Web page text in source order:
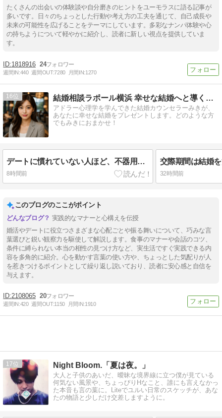
たくさんの出会いの体験談や自分磨きのヒントをユーモラスに語る記事が
多いです。日々のちょっとした行動や考え方の工夫を通じて、自己成長や
未来の可能性を広げることをテーマにしています。多彩なナンパ体験や心
の持ちようについて軽やかに紹介し、読者に新しい視点を提供していま
す。
1818916 24
週間IN:440 週間OUT:7280 月間IN:1270
16 結婚相談ラポール横浜 幸せな結婚へと導くお手伝いをいたします
アドラー心理学を学んできた結婚カウンセラーみきが、
あなたに幸せな結婚をプレゼントします。どのような方
でもみきにおまかせ！
デートに慣れていない人ほど、不器用さの裏に目を向けよう
8時間前 32時間前
このブログのここがポイント
実践的なマナーと心構えを伝授
婚活やデートに役立つさまざまな心配ごとや振る舞いについて、巧みな言
葉選びと鋭い観察力を駆使して解説します。食事のマナーや会話のコツ、
条件に縛られない本当の相性の見つけ方など、実生活ですぐ実践できる内
容を多角的に紹介。心を動かす言葉の使い方や、ちょっとした気配りが人
を惹きつけるポイントとして繰り返し説いており、読者に安心感と自信を
与えます。
2108065 20
週間IN:420 週間OUT:1150 月間IN:1910
17 Night Bloom.「夏は夜。」
大人と子供のあいだ、曖昧な境界線に立つ僕が見ている
何気ない風景や、ちょっぴりHなこと、誰にも言えなかっ
た本音も言の葉に。Liteでユルい日常のスケッチが、あな
たの物語と少しだけ交差しますように。